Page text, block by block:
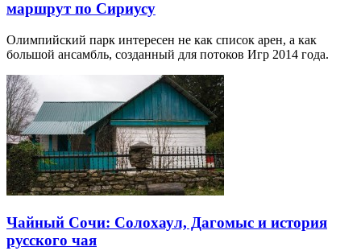
маршрут по Сириусу
Олимпийский парк интересен не как список арен, а как
большой ансамбль, созданный для потоков Игр 2014 года.
Чайный Сочи: Солохаул, Дагомыс и история
русского чая